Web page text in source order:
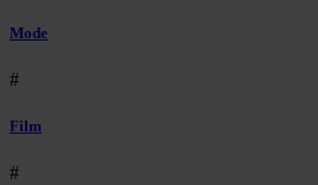
Mode
#
Film
#